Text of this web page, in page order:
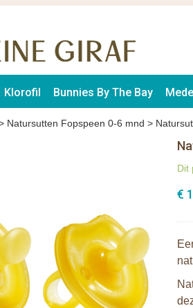
Klorofil Bunnies By The Bay
Natursutten Fopspeen 0-6 mnd >
Dit
€